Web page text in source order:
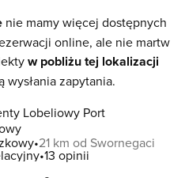
nie mamy więcej dostępnych
online, ale nie martw
w pobliżu tej lokalizacji
zapytania.
Lobeliowy Port
21 km od Swornegaci
13 opinii